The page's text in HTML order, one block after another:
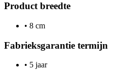
Product breedte
• 8 cm
Fabrieksgarantie termijn
• 5 jaar